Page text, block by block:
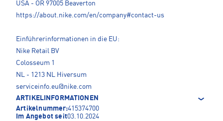
USA - OR 97005 Beaverton
https://about.nike.com/en/company#contact-us
Einführerinformationen in die EU:
Nike Retail BV
Colosseum 1
NL - 1213 NL Hiversum
serviceinfo.eu@nike.com
ARTIKELINFORMATIONEN
Artikelnummer:415374700
Im Angebot seit03.10.2024